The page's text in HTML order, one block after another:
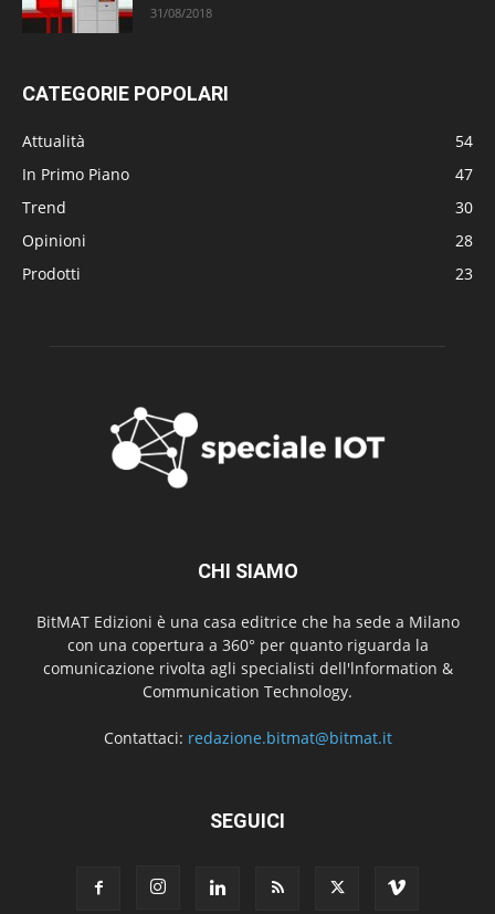
31/08/2018
CATEGORIE POPOLARI
Attualità
54
In Primo Piano
47
Trend
30
Opinioni
28
Prodotti
23
CHI SIAMO
BitMAT Edizioni è una casa editrice che ha sede a Milano
con una copertura a 360° per quanto riguarda la
comunicazione rivolta agli specialisti dell'lnformation &
Communication Technology.
Contattaci: redazione.bitmat@bitmat.it
SEGUICI